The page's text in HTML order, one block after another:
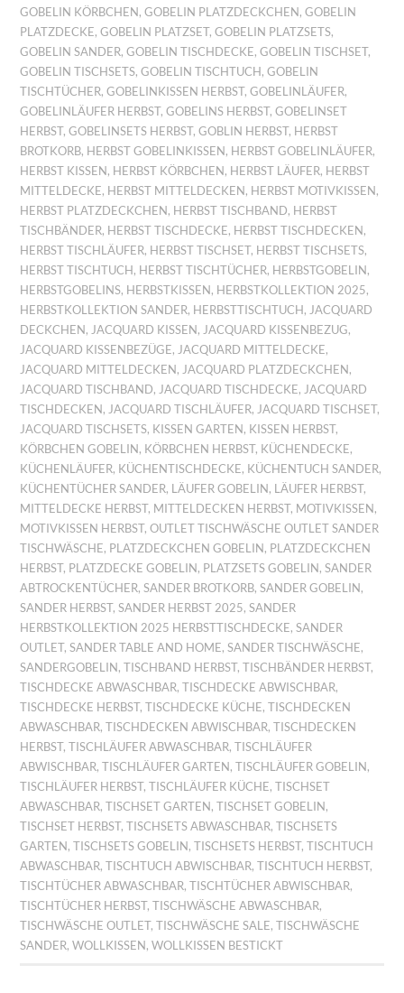
GOBELIN KÖRBCHEN,GOBELIN PLATZDECKCHEN,GOBELIN
PLATZDECKE,GOBELIN PLATZSET,GOBELIN PLATZSETS,
GOBELIN SANDER,GOBELIN TISCHDECKE,GOBELIN TISCHSET,
GOBELIN TISCHSETS,GOBELIN TISCHTUCH,GOBELIN
TISCHTÜCHER,GOBELINKISSEN HERBST,GOBELINLÄUFER,
GOBELINLÄUFER HERBST,GOBELINS HERBST,GOBELINSET
HERBST,GOBELINSETS HERBST,GOBLIN HERBST, HERBST
BROTKORB, HERBST GOBELINKISSEN, HERBST GOBELINLÄUFER,
HERBST KISSEN, HERBST KÖRBCHEN, HERBST LÄUFER, HERBST
MITTELDECKE, HERBST MITTELDECKEN, HERBST MOTIVKISSEN,
HERBST PLATZDECKCHEN, HERBST TISCHBAND, HERBST
TISCHBÄNDER, HERBST TISCHDECKE, HERBST TISCHDECKEN,
HERBST TISCHLÄUFER, HERBST TISCHSET, HERBST TISCHSETS,
HERBST TISCHTUCH, HERBST TISCHTÜCHER, HERBSTGOBELIN,
HERBSTGOBELINS, HERBSTKISSEN, HERBSTKOLLEKTION 2025,
HERBSTKOLLEKTION SANDER, HERBSTTISCHTUCH, JACQUARD
DECKCHEN, JACQUARD KISSEN, JACQUARD KISSENBEZUG,
JACQUARD KISSENBEZÜGE, JACQUARD MITTELDECKE,
JACQUARD MITTELDECKEN, JACQUARD PLATZDECKCHEN,
JACQUARD TISCHBAND, JACQUARD TISCHDECKE, JACQUARD
TISCHDECKEN, JACQUARD TISCHLÄUFER, JACQUARD TISCHSET,
JACQUARD TISCHSETS, KISSEN GARTEN, KISSEN HERBST,
KÖRBCHEN GOBELIN, KÖRBCHEN HERBST, KÜCHENDECKE,
KÜCHENLÄUFER, KÜCHENTISCHDECKE, KÜCHENTUCH SANDER,
KÜCHENTÜCHER SANDER, LÄUFER GOBELIN, LÄUFER HERBST,
MITTELDECKE HERBST, MITTELDECKEN HERBST, MOTIVKISSEN,
MOTIVKISSEN HERBST,OUTLET TISCHWÄSCHE OUTLET SANDER
TISCHWÄSCHE, PLATZDECKCHEN GOBELIN, PLATZDECKCHEN
HERBST, PLATZDECKE GOBELIN, PLATZSETS GOBELIN,SANDER
ABTROCKENTÜCHER,SANDER BROTKORB,SANDER GOBELIN,
SANDER HERBST,SANDER HERBST 2025,SANDER
HERBSTKOLLEKTION 2025 HERBSTTISCHDECKE,SANDER
OUTLET,SANDER TABLE AND HOME,SANDER TISCHWÄSCHE,
SANDERGOBELIN,TISCHBAND HERBST,TISCHBÄNDER HERBST,
TISCHDECKE ABWASCHBAR,TISCHDECKE ABWISCHBAR,
TISCHDECKE HERBST,TISCHDECKE KÜCHE,TISCHDECKEN
ABWASCHBAR,TISCHDECKEN ABWISCHBAR,TISCHDECKEN
HERBST,TISCHLÄUFER ABWASCHBAR,TISCHLÄUFER
ABWISCHBAR,TISCHLÄUFER GARTEN,TISCHLÄUFER GOBELIN,
TISCHLÄUFER HERBST,TISCHLÄUFER KÜCHE,TISCHSET
ABWASCHBAR,TISCHSET GARTEN,TISCHSET GOBELIN,
TISCHSET HERBST,TISCHSETS ABWASCHBAR,TISCHSETS
GARTEN,TISCHSETS GOBELIN,TISCHSETS HERBST,TISCHTUCH
ABWASCHBAR,TISCHTUCH ABWISCHBAR,TISCHTUCH HERBST,
TISCHTÜCHER ABWASCHBAR,TISCHTÜCHER ABWISCHBAR,
TISCHTÜCHER HERBST,TISCHWÄSCHE ABWASCHBAR,
TISCHWÄSCHE OUTLET,TISCHWÄSCHE SALE,TISCHWÄSCHE
SANDER,WOLLKISSEN,WOLLKISSEN BESTICKT